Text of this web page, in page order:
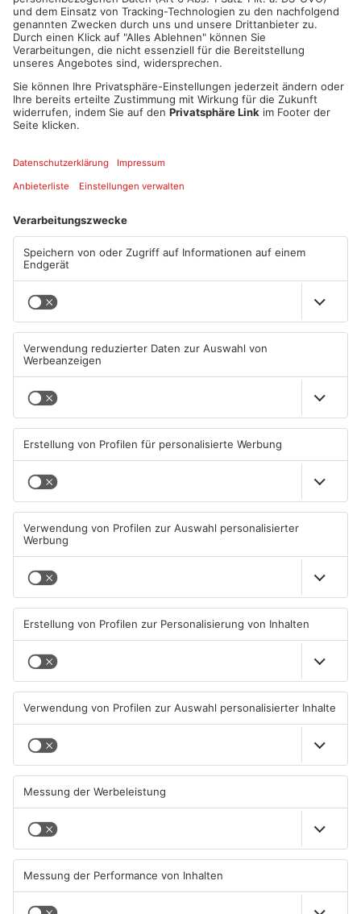
ANZEIGE
Aschaffenburg
25. Stadtfest Alzenau
eröffnet
08.08.2026, 00:05 UHR IN KREIS
ASCHAFFENBURG
Kahlgrund-Gemeinden
zusammenarbeiten
07.08.2026, 16:15 UHR IN KREIS
ASCHAFFENBURG
beim Alzenauer Stadtfest
wegen Trockenheit
junge Familien in
Heimbuchenthal?
Tante Enso übernimmt
TOPNEWS